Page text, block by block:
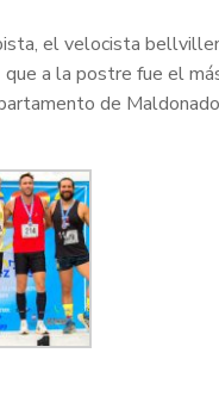
el velocista
a la postre fue el
de